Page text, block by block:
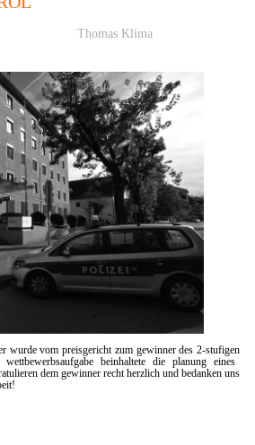
Thomas Klima
wurde vom preisgericht zum gewinner des 2-stufigen
beinhaltete die planung eines
dem gewinner recht herzlich und bedanken uns